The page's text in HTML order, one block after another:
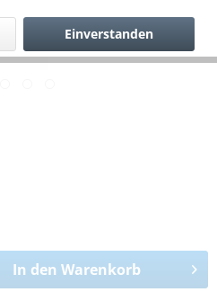
In den Warenkorb
Einverstanden